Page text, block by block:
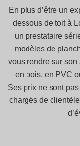
En plus d’être un
dessous de toit à
un prestataire
modèles de
vous rendre sur son
en bois, en PVC
Ses prix ne sont
chargés de